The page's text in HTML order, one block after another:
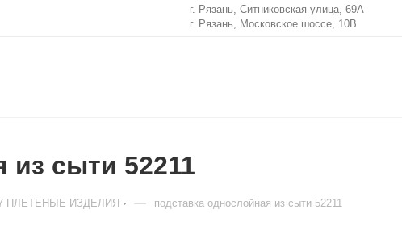
г. Рязань, Ситниковская улица, 69А
г. Рязань, Московское шоссе, 10В
из сыти 52211
ПЛЕТЕНЫЕ ИЗДЕЛИЯ — подставка однослойная из сыти 52211